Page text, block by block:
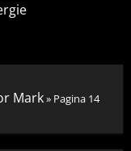
Mark» Pagina 14